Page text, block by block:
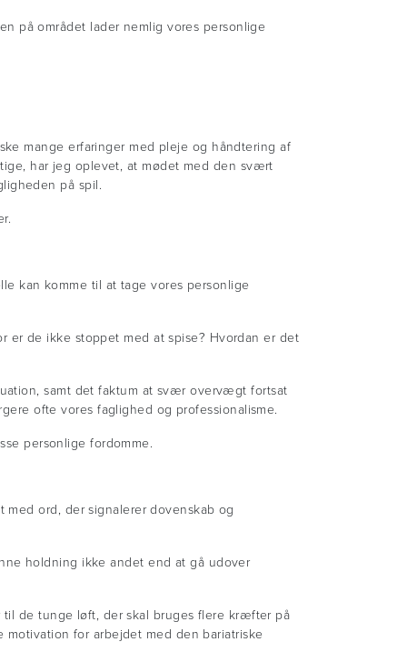
på området lader nemlig vores personlige
mange erfaringer med pleje og håndtering af
har jeg oplevet, at mødet med den svært
på spil.
kan komme til at tage vores personlige
er de ikke stoppet med at spise? Hvordan er det
samt det faktum at svær overvægt fortsat
ofte vores faglighed og professionalisme.
personlige fordomme.
ord, der signalerer dovenskab og
holdning ikke andet end at gå udover
til de tunge løft, der skal bruges flere kræfter på
for arbejdet med den bariatriske